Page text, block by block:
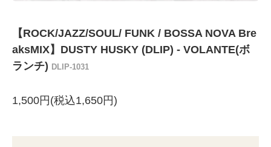
【ROCK/JAZZ/SOUL/ FUNK / BOSSA NOVA Bre
aksMIX】DUSTY HUSKY (DLIP) - VOLANTE(ボ
ランチ) DLIP-1031
1,500円(税込1,650円)